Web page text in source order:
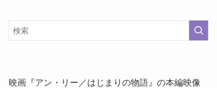
映画『アン・リー／はじまりの物語』の本編映像